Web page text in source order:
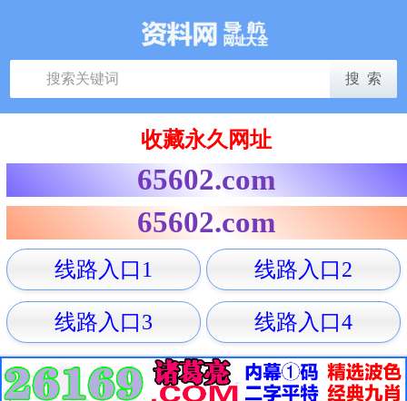
收藏永久网址
65602.com
65602.com
线路入口1 线路入口2
线路入口3 线路入口4